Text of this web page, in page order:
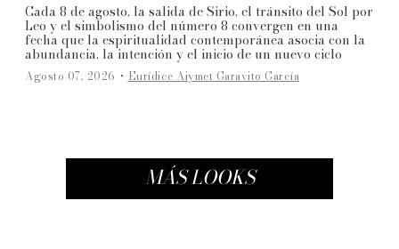
Cada 8 de agosto, la salida de Sirio, el tránsito del Sol por
Leo y el simbolismo del número 8 convergen en una
fecha que la espiritualidad contemporánea asocia con la
abundancia, la intención y el inicio de un nuevo ciclo
Agosto 07, 2026 ·Eurídice Aiymet Garavito García
MÁS LOOKS